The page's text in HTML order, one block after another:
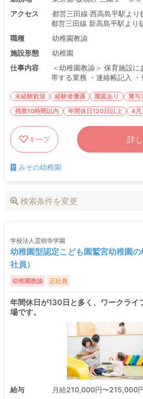
アクセス
都営三田線 西高島平駅より
都営三田線 新高島平駅より
職種
幼稚園教諭
施設形態
幼稚園
仕事内容
＜幼稚園教諭＞ 保育施設
帯する業務 ・連絡帳記入 ・
未経験歓迎 経験者優遇 園庭あり
賞与
残業10時間以内
年間休日120日以上 4月
キープ 詳
みその幼稚園
検索条件を変更
学校法人霊樹寺学園
幼稚園型認定こども園鷲宮幼稚園
社員）
幼稚園教諭 正社員
年間休日が130日と多く、ワークライ
場です。
給与
月給210,000円〜215,000